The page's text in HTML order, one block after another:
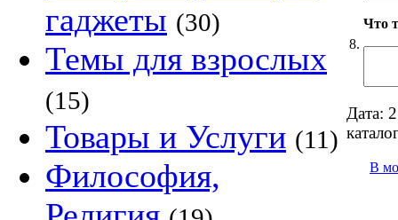
гаджеты (30)
Темы для взрослых
(15)
Товары и Услуги (11)
Философия,
8.
Что
Дата:
В